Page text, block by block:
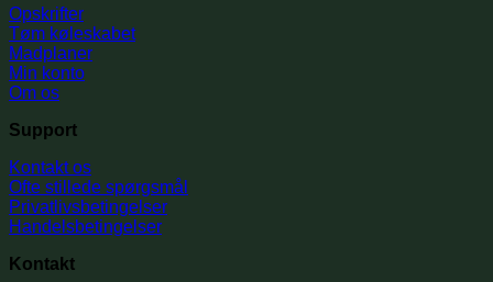
Opskrifter
Tøm køleskabet
Madplaner
Min konto
Om os
Support
Kontakt os
Ofte stillede spørgsmål
Privatlivsbetingelser
Handelsbetingelser
Kontakt